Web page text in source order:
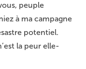
peuple
à ma campagne
potentiel.
la peur elle-